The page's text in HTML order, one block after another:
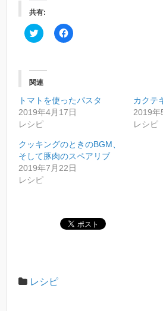
共有:
ク
リ
て
T
w
t
t
e
r
共
有
(
新
し
い
ウ
F
a
共
有
す
は
ク
リ
ッ
ク
い
(
新
関連
トマトを使ったパスタ
2019年4月17日
レシピ
カクテ
2019年
レシピ
クッキングのときのBGM、
そして豚肉のスペアリブ
2019年7月22日
レシピ
レシピ